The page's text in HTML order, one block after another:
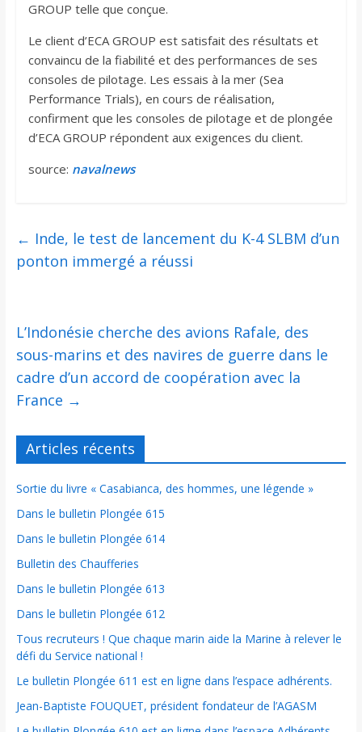
GROUP telle que conçue.
Le client d’ECA GROUP est satisfait des résultats et
convaincu de la fiabilité et des performances de ses
consoles de pilotage. Les essais à la mer (Sea
Performance Trials), en cours de réalisation,
confirment que les consoles de pilotage et de plongée
d’ECA GROUP répondent aux exigences du client.
source: navalnews
← Inde, le test de lancement du K-4 SLBM d’un
ponton immergé a réussi
L’Indonésie cherche des avions Rafale, des
sous-marins et des navires de guerre dans le
cadre d’un accord de coopération avec la
France →
Articles récents
Sortie du livre « Casabianca, des hommes, une légende »
Dans le bulletin Plongée 615
Dans le bulletin Plongée 614
Bulletin des Chaufferies
Dans le bulletin Plongée 613
Dans le bulletin Plongée 612
Tous recruteurs ! Que chaque marin aide la Marine à relever le
défi du Service national !
Le bulletin Plongée 611 est en ligne dans l’espace adhérents.
Jean-Baptiste FOUQUET, président fondateur de l’AGASM